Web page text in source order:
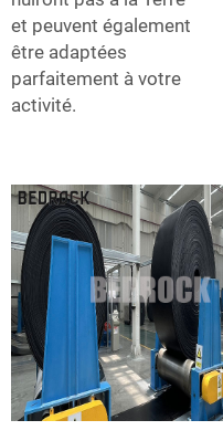
et peuvent également
être adaptées
parfaitement à votre
activité.